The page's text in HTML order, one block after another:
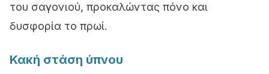
του σαγονιού, προκαλώντας πόνο και
δυσφορία το πρωί.
Κακή στάση ύπνου